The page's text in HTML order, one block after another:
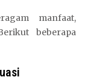
manfaat,
beberapa